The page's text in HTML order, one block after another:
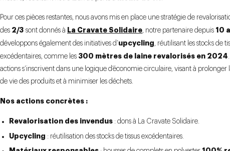
Pour ces pièces restantes, nous avons mis en place une stratégie de
des 2/3 sont donnés à La Cravate Solidaire, notre partenaire depuis 10
développons également des initiatives d’upcycling, réutilisant les stocks de
excédentaires, comme les 300 mètres de laine revalorisés en 2024
actions s’inscrivent dans une logique d’économie circulaire, visant à prolonger
de vie des produits et à minimiser les déchets.
Nos actions concrètes :
Revalorisation des invendus: dons à La Cravate Solidaire.
Upcycling : réutilisation des stocks de tissus excédentaires.